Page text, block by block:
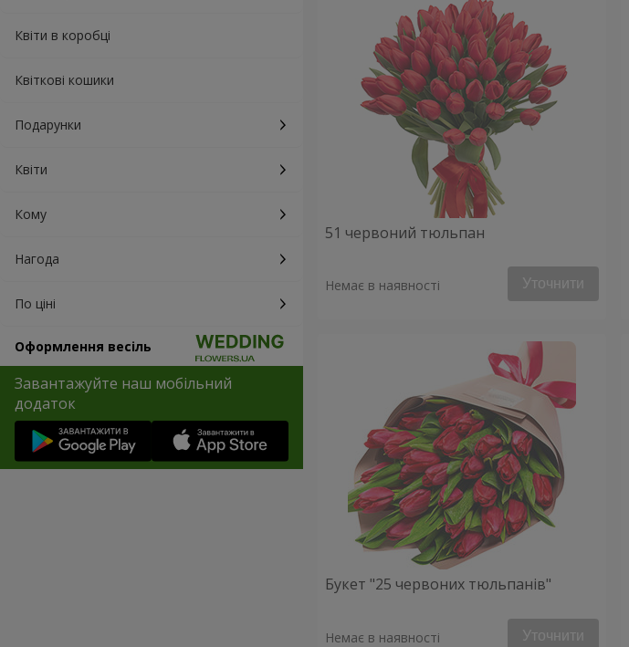
Квіти в коробці
Квіткові кошики
Подарунки
Квіти
Кому
Нагода
По ціні
Оформлення весіль
Завантажуйте наш мобільний
додаток
51 червоний тюльпан
Немає в наявності Уточнити
Букет "25 червоних тюльпанів"
Немає в наявності Уточнити